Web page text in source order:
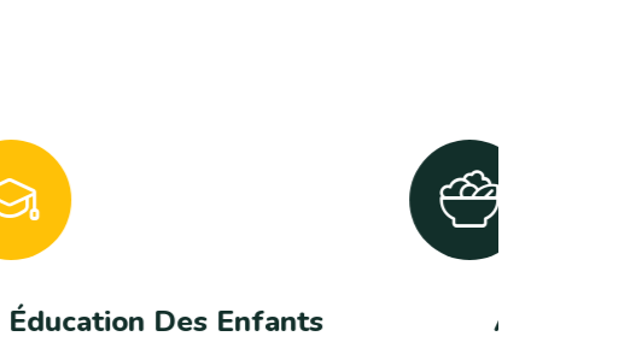
Alimentation Saine